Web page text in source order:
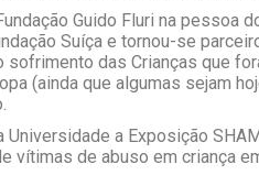
Guido Fluri na pessoa
Suíça e tornou-se
sofrimento das Crianças que
(ainda que algumas sejam
a Exposição
vítimas de abuso em criança